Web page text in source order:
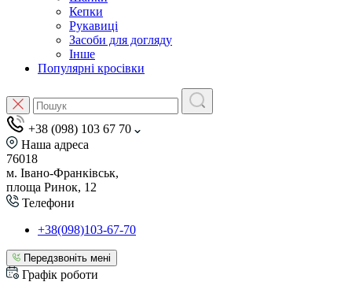
Кепки
Рукавиці
Засоби для догляду
Інше
Популярні кросівки
+38 (098) 103 67 70
Наша адреса
76018
м. Івано-Франківськ,
площа Ринок, 12
Телефони
+38(098)103-67-70
Передзвоніть мені
Графік роботи